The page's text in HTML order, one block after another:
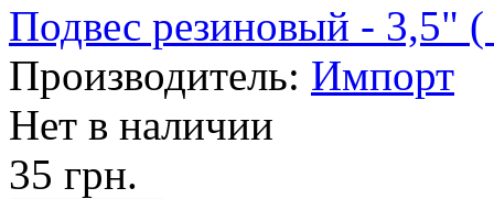
Подвес резиновый - 3,5"
Производитель: Импорт
Нет в наличии
35 грн.